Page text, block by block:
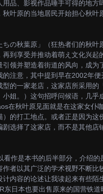
品、影视作品唾手可得的地方
叶原的当地居民开始担心秋
の秋葉原」（狂热者们的秋
再到享受并推动着萌え文化兴
领并塑造着街道的风向，成为
注意，其中提到早在2002年
型的一家老店，这家店所采用
小姐。）这句招呼问候语，几
在秋叶原见面就是在这家女仆
的打工地点。或者正是因为
选择了这家店，而不是其他店
看作是本书的后半部分，介绍
者以其广泛的学术视野不断
内容的论述让我读起来有些
东日本也要出售原来的国营铁